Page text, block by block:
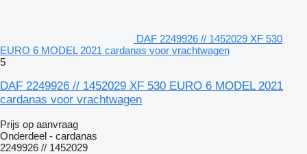
DAF 2249926 // 1452029 XF 530
EURO 6 MODEL 2021 cardanas voor vrachtwagen
5
DAF 2249926 // 1452029 XF 530 EURO 6 MODEL 2021
cardanas voor vrachtwagen
Prijs op aanvraag
Onderdeel - cardanas
2249926 // 1452029